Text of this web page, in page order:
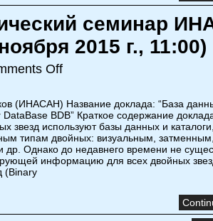
семинар
2015 г., 11:00)
Off
(ИНАСАН) Название доклада: “База
BDB” Краткое содержание
звезд используют базы данных и
типам двойных: визуальным,
др. Однако до недавнего времени не
информацию для всех двойных
(Binary